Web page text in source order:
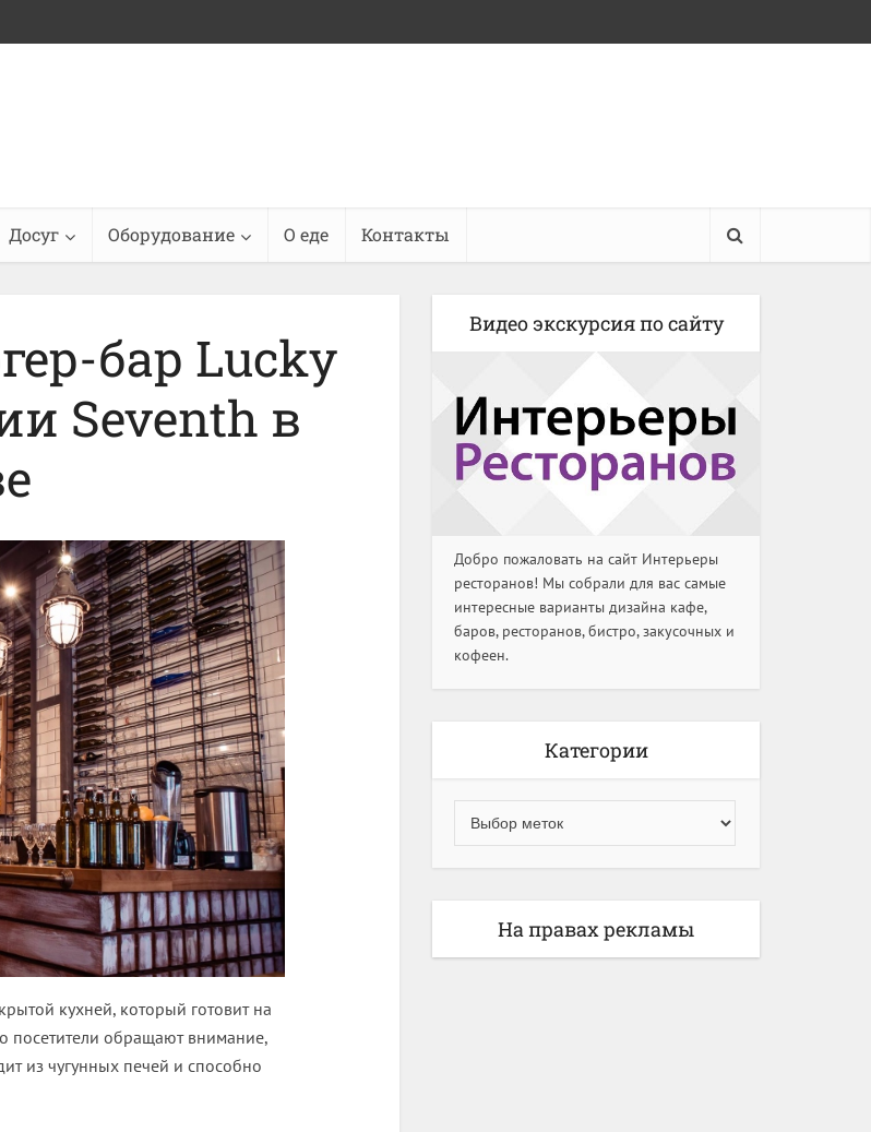
Досуг Оборудование О еде Контакты
бар Lucky
Seventh в
кухней, который готовит на
посетители обращают внимание,
из чугунных печей и способно
Видео экскурсия по сайту
Добро пожаловать на сайт Интерьеры
ресторанов! Мы собрали для вас самые
интересные варианты дизайна кафе,
баров, ресторанов, бистро, закусочных и
кофеен.
Категории
На правах рекламы